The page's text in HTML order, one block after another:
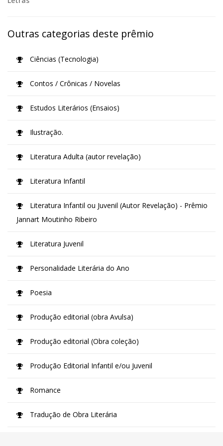
Outras categorias deste prêmio
Ciências (Tecnologia)
Contos / Crônicas / Novelas
Estudos Literários (Ensaios)
Ilustração.
Literatura Adulta (autor revelação)
Literatura Infantil
Literatura Infantil ou Juvenil (Autor Revelação) - Prêmio
Jannart Moutinho Ribeiro
Literatura Juvenil
Personalidade Literária do Ano
Poesia
Produção editorial (obra Avulsa)
Produção editorial (Obra coleção)
Produção Editorial Infantil e/ou Juvenil
Romance
Tradução de Obra Literária